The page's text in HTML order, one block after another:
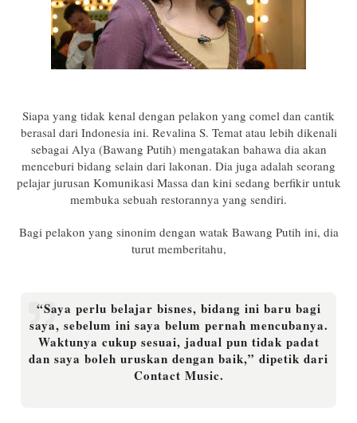
Siapa yang tidak kenal dengan pelakon yang comel dan cantik
berasal dari Indonesia ini. Revalina S. Temat atau lebih dikenali
sebagai Alya (Bawang Putih) mengatakan bahawa dia akan
menceburi bidang selain dari lakonan. Dia juga adalah seorang
pelajar jurusan Komunikasi Massa dan kini sedang berfikir untuk
membuka sebuah restorannya yang sendiri.
Bagi pelakon yang sinonim dengan watak Bawang Putih ini, dia
turut memberitahu,
“Saya perlu belajar bisnes, bidang ini baru bagi
saya, sebelum ini saya belum pernah mencubanya.
Waktunya cukup sesuai, jadual pun tidak padat
dan saya boleh uruskan dengan baik,” dipetik dari
Contact Music.